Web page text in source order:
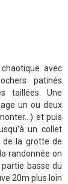
avec
patinés
taillées. Une
un ou deux
et puis
un collet
de la grotte de
randonnée on
basse du
20m plus loin